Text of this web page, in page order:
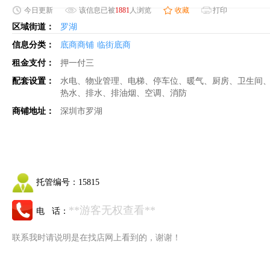
今日 更新 该信息已被1881人浏览 收藏 打印
区域街道：
罗湖
信息分类：
底商商铺 临街底商
租金支付：
押一付三
配套设置：
水电、物业管理、电梯、停车位、暖气、厨房、卫生间
热水、排水、排油烟、空调、消防
商铺地址：
深圳市罗湖
托管编号： 15815
电 话： **游客无权查看**
联系我时请说明是在找店网上看到的，谢谢！